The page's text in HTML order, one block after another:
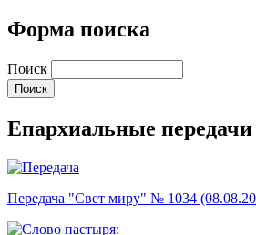
Форма поиска
Поиск
Епархиальные передачи
Передача "Свет миру" № 1034